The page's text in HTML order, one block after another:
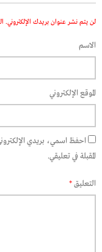
لن يتم نشر عنوان بريدك الإلكتروني.
الاسم
الموقع الإلكتروني
احفظ اسمي، بريدي
المقبلة في تعليقي.
التعليق*